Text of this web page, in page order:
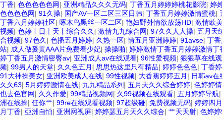
丁香| 色色色色色网| 亚洲精品久久久无码| 丁香五月婷婷婷桃花影院| 婷
色色色色网| 91久操| 国产AV一区二区三区日韩| 丁香五月婷婷激情蜜桃|
丁香六月婷婷社区| 啄木鸟黑丝一区二区| 艳妇野外情欲放荡HD| 激情欧
视频| 色婷丨日丨天丨综合久久 | 激情九九综合网| 97久久人人操| 五月天
合视频| 97色久 | 色播五月婷婷| 久热一区|情五月亚洲婷婷| 91avse| 丁
站| 成人做爰黄AAA片免费看少妃| 操操啪| 婷婷激情丁香五月婷婷激情
婷丁香五月激情密臀av| 亚洲成人av在线观看| 96性爱视频| 狠狠草在线
频| 99男人的天堂| 久久色五月 | 思思热这里只有精品| 婷婷色色色| 丁香
91大神操美女| 亚洲欧美成人在线| 99性视频| 大香蕉婷婷五月 | 日韩av在
久久63| 5月婷婷激情在线| 九九精品系列 | 五月天久久综合婷婷| 色婷婷
也去色官网| 久久作爱| 99精品视频网| 久99视频在线观看| 五月婷婷导航
洲在线操| 任你艹| 99re在线观看视频| 97超级碰| 免费视频无码| 婷婷四
月丁香| 亞洲自怕| 亚洲网视屏| 婷婷瑟五月天久久综合| 艹天天射| 色婷